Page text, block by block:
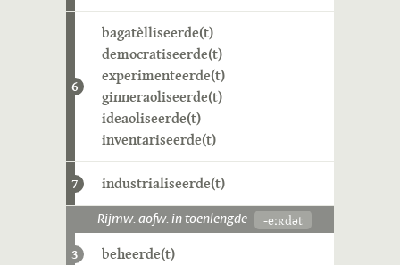
6
bagatèlliseerde(t)
democratiseerde(t)
experimenteerde(t)
ginneraoliseerde(t)
ideaoliseerde(t)
inventariseerde(t)
7 industrialiseerde(t)
Rijmw. aofw. in toenlengde -eːʀdət
3 beheerde(t)